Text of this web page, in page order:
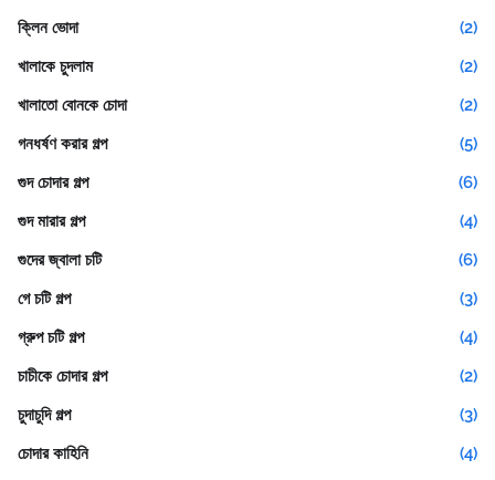
ক্লিন ভোদা
(2)
খালাকে চুদলাম
(2)
খালাতো বোনকে চোদা
(2)
গনধর্ষণ করার গল্প
(5)
গুদ চোদার গল্প
(6)
গুদ মারার গল্প
(4)
গুদের জ্বালা চটি
(6)
গে চটি গল্প
(3)
গ্রুপ চটি গল্প
(4)
চাচীকে চোদার গল্প
(2)
চুদাচুদি গল্প
(3)
চোদার কাহিনি
(4)